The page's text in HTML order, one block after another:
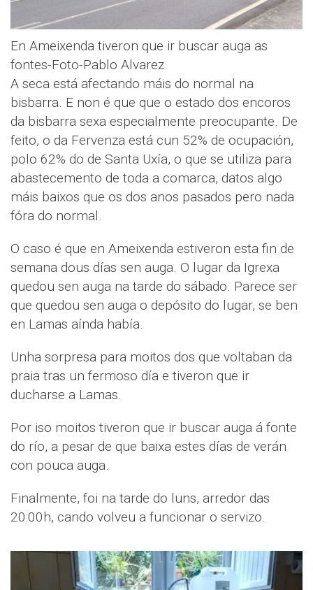
En Ameixenda tiveron que ir buscar auga as
fontes-Foto-Pablo Alvarez
A seca está afectando máis do normal na
bisbarra. E non é que que o estado dos encoros
da bisbarra sexa especialmente preocupante. De
feito, o da Fervenza está cun 52% de ocupación,
polo 62% do de Santa Uxía, o que se utiliza para
abastecemento de toda a comarca, datos algo
máis baixos que os dos anos pasados pero nada
fóra do normal.
O caso é que en Ameixenda estiveron esta fin de
semana dous días sen auga. O lugar da Igrexa
quedou sen auga na tarde do sábado. Parece ser
que quedou sen auga o depósito do lugar, se ben
en Lamas aínda había.
Unha sorpresa para moitos dos que voltaban da
praia tras un fermoso día e tiveron que ir
ducharse a Lamas.
Por iso moitos tiveron que ir buscar auga á fonte
do río, a pesar de que baixa estes días de verán
con pouca auga.
Finalmente, foi na tarde do luns, arredor das
20:00h, cando volveu a funcionar o servizo.